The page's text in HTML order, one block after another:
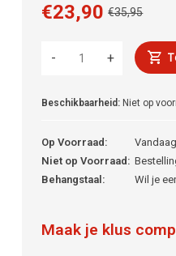
€35,95
€23,90
+
-
Beschikbaarheid: Niet op
Op Voorraad:
Niet op Voorraad:
Behangstaal:
Wil je
Maak je klus